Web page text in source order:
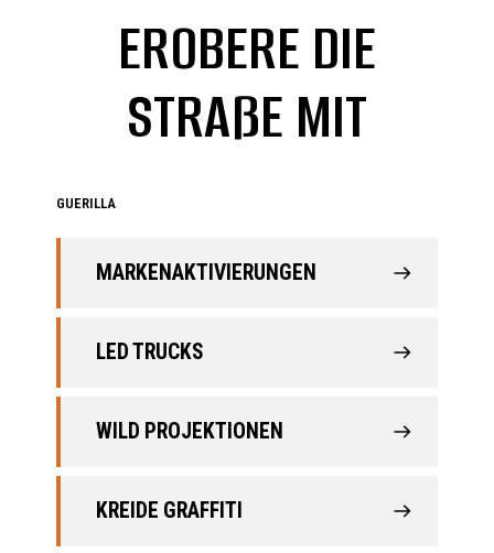
EROBERE DIE
STRAẞE MIT
GUERILLA
MARKENAKTIVIERUNGEN
LED TRUCKS
WILD PROJEKTIONEN
KREIDE GRAFFITI